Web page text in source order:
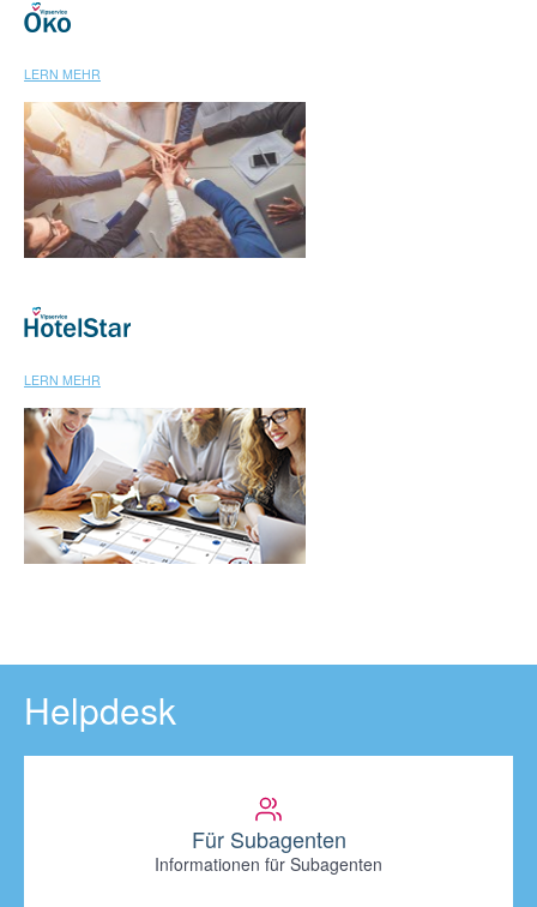
LERN MEHR
LERN MEHR
Helpdesk
Für Subagenten
Informationen für Subagenten